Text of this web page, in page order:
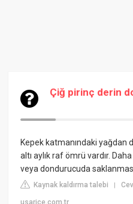
Çiğ pirinç derin
Kepek katmanındaki yağdan
altı aylık raf ömrü vardır.
veya dondurucuda
Kaynak kaldırma talebi |
usarice.com.tr